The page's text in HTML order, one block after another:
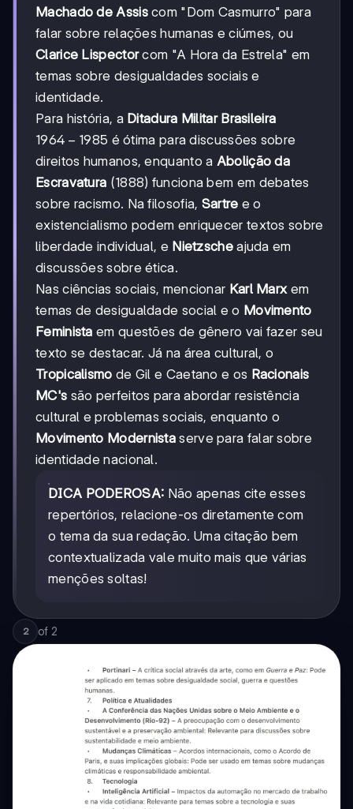
Machado de Assiscom "Dom Casmurro" para
falar sobre relações humanas e ciúmes, ou
Clarice Lispectorcom "A Hora da Estrela" em
temas sobre desigualdades sociais e
identidade.
Para história, a Ditadura Militar Brasileira
1964-
1985
1964 − 1985 é ótima para discussões sobre
direitos humanos, enquanto a Abolição da
Escravatura (1888) funciona bem em debates
sobre racismo. Na filosofia, Sartre e o
existencialismo podem enriquecer textos sobre
liberdade individual, e Nietzscheajuda em
discussões sobre ética.
Nas ciências sociais, mencionar Karl Marxem
temas de desigualdade social e o Movimento
Feminista em questões de gênero vai fazer seu
texto se destacar. Já na área cultural, o
Tropicalismo de Gil e Caetano e os Racionais
MC's são perfeitos para abordar resistência
cultural e problemas sociais, enquanto o
Movimento Modernista serve para falar sobre
identidade nacional.
DICA PODEROSA: Não apenas cite esses
repertórios, relacione-os diretamente com
o tema da sua redação. Uma citação bem
contextualizada vale muito mais que várias
menções soltas!
2 of 2